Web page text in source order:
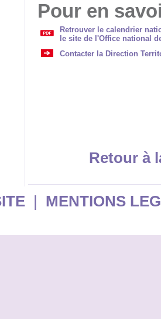
Pour en
Retrouver le calendrier
le site de l'Office national
Contacter la Direction
Retour à
| MENTIONS